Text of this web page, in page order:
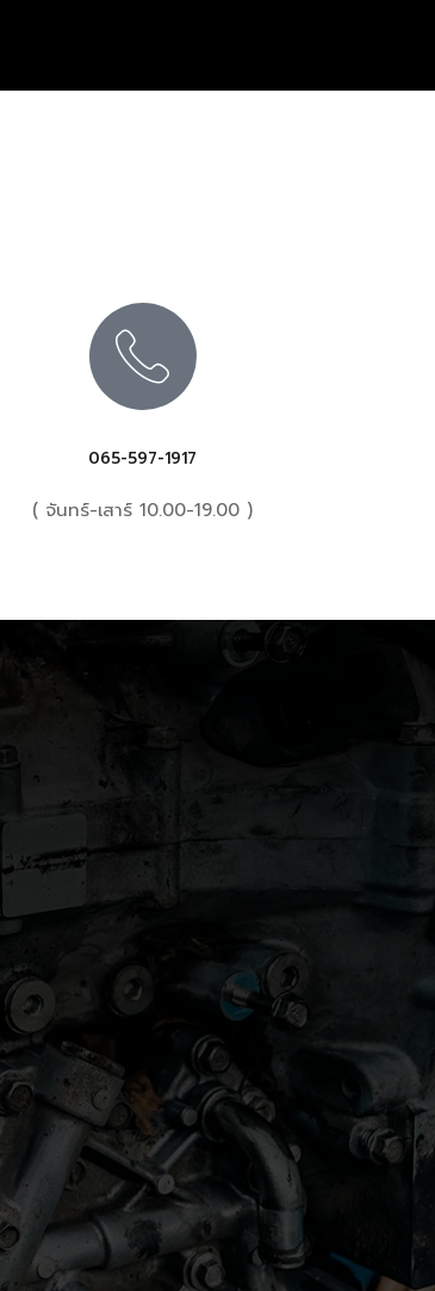
065-597-1917
( จันทร์-เสาร์ 10.00-19.00 )